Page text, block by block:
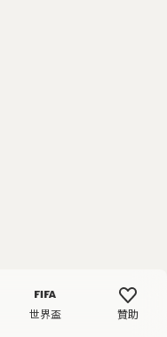
世界盃 贊助